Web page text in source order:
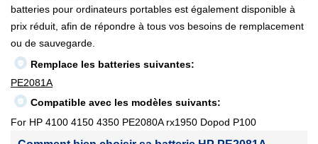
batteries pour ordinateurs portables est également disponible à
prix réduit, afin de répondre à tous vos besoins de remplacement
ou de sauvegarde.
Remplace les batteries suivantes:
PE2081A
Compatible avec les modèles suivants:
For HP 4100 4150 4350 PE2080A rx1950 Dopod P100